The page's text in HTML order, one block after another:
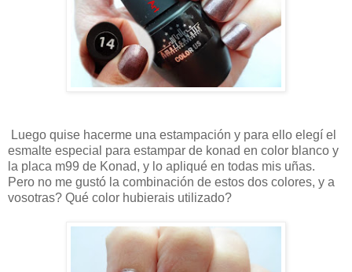
Luego quise hacerme una estampación y para ello elegí el
esmalte especial para estampar de konad en color blanco y
la placa m99 de Konad, y lo apliqué en todas mis uñas.
Pero no me gustó la combinación de estos dos colores, y a
vosotras? Qué color hubierais utilizado?